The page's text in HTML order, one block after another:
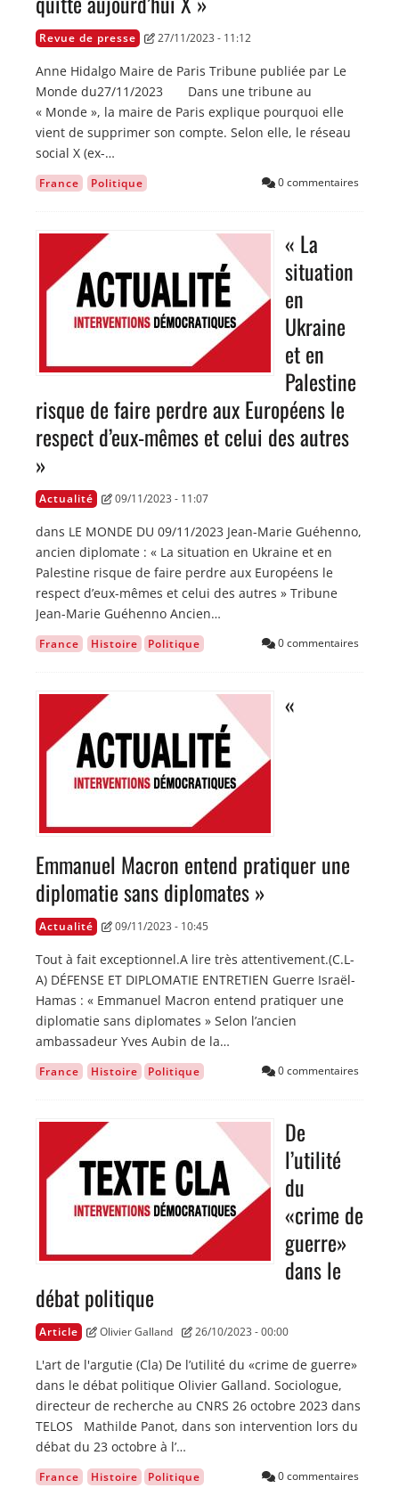
Revue de presse 27/11/2023 - 11:12
Anne Hidalgo Maire de Paris Tribune publiée par Le
Monde du27/11/2023 Dans une tribune au
« Monde », la maire de Paris explique pourquoi elle
vient de supprimer son compte. Selon elle, le réseau
social X (ex-…
France Politique 0 commentaires
« La
situation
en
Ukraine
et en
Palestine
risque de faire perdre aux Européens le
respect d’eux-mêmes et celui des autres
»
Actualité 09/11/2023 - 11:07
dans LE MONDE DU 09/11/2023 Jean-Marie Guéhenno,
ancien diplomate : « La situation en Ukraine et en
Palestine risque de faire perdre aux Européens le
respect d’eux-mêmes et celui des autres » Tribune
Jean-Marie Guéhenno Ancien…
France Histoire Politique 0 commentaires
«
Emmanuel Macron entend pratiquer une
diplomatie sans diplomates »
Actualité 09/11/2023 - 10:45
Tout à fait exceptionnel.A lire très attentivement.(C.L-
A) DÉFENSE ET DIPLOMATIE ENTRETIEN Guerre Israël-
Hamas : « Emmanuel Macron entend pratiquer une
diplomatie sans diplomates » Selon l’ancien
ambassadeur Yves Aubin de la…
France Histoire Politique 0 commentaires
De
l’utilité
du
«crime de
guerre»
dans le
débat politique
Article Olivier Galland 26/10/2023 - 00:00
L'art de l'argutie (Cla) De l’utilité du «crime de guerre»
dans le débat politique Olivier Galland. Sociologue,
directeur de recherche au CNRS 26 octobre 2023 dans
TELOS Mathilde Panot, dans son intervention lors du
débat du 23 octobre à l’…
France Histoire Politique 0 commentaires